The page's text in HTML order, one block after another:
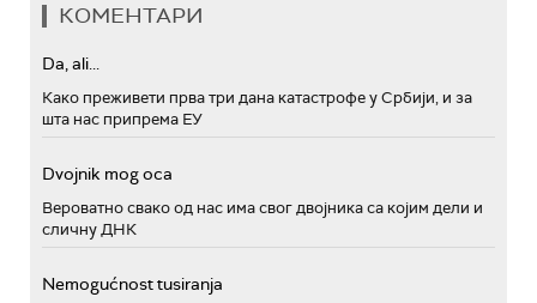
КОМЕНТАРИ
Da, ali...
Како преживети прва три дана катастрофе у Србији, и за
шта нас припрема ЕУ
Dvojnik mog oca
Вероватно свако од нас има свог двојника са којим дели и
сличну ДНК
Nemogućnost tusiranja